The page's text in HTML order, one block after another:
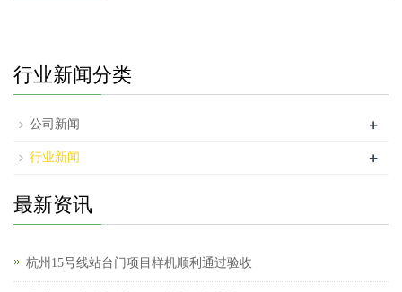
行业新闻分类
公司新闻 +
行业新闻 +
最新资讯
杭州15号线站台门项目样机顺利通过验收